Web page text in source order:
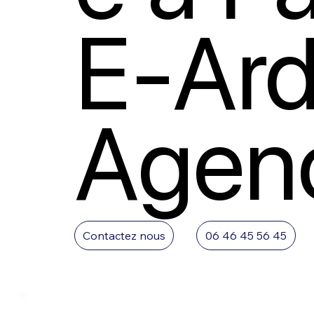
E-
Contactez nous 06 46 45 56 45